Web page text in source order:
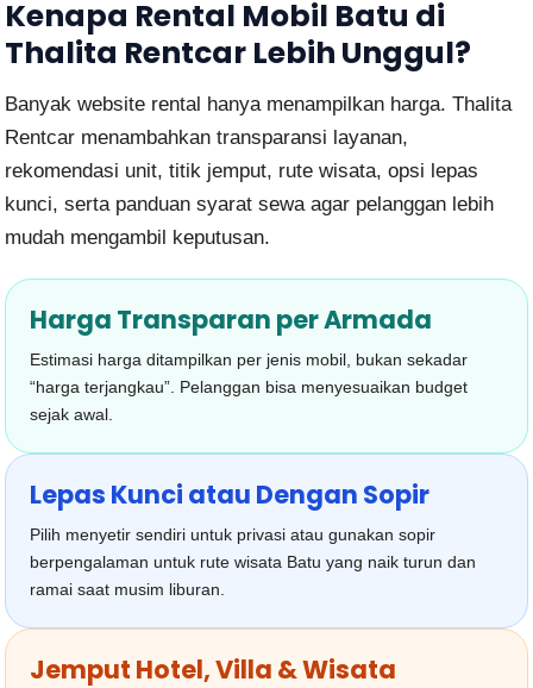
Kenapa Rental Mobil Batu di
Thalita Rentcar Lebih Unggul?
Banyak website rental hanya menampilkan harga. Thalita
Rentcar menambahkan transparansi layanan,
rekomendasi unit, titik jemput, rute wisata, opsi lepas
kunci, serta panduan syarat sewa agar pelanggan lebih
mudah mengambil keputusan.
Harga Transparan per Armada
Estimasi harga ditampilkan per jenis mobil, bukan sekadar
“harga terjangkau”. Pelanggan bisa menyesuaikan budget
sejak awal.
Lepas Kunci atau Dengan Sopir
Pilih menyetir sendiri untuk privasi atau gunakan sopir
berpengalaman untuk rute wisata Batu yang naik turun dan
ramai saat musim liburan.
Jemput Hotel, Villa & Wisata